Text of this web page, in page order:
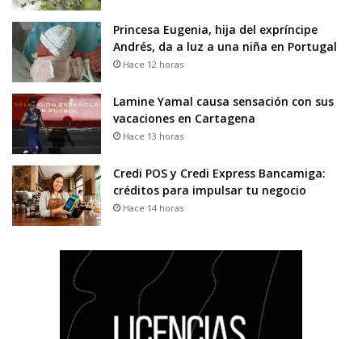
Princesa Eugenia, hija del expríncipe
Andrés, da a luz a una niña en Portugal
Hace 12 horas
Lamine Yamal causa sensación con sus
vacaciones en Cartagena
Hace 13 horas
Credi POS y Credi Express Bancamiga:
créditos para impulsar tu negocio
Hace 14 horas